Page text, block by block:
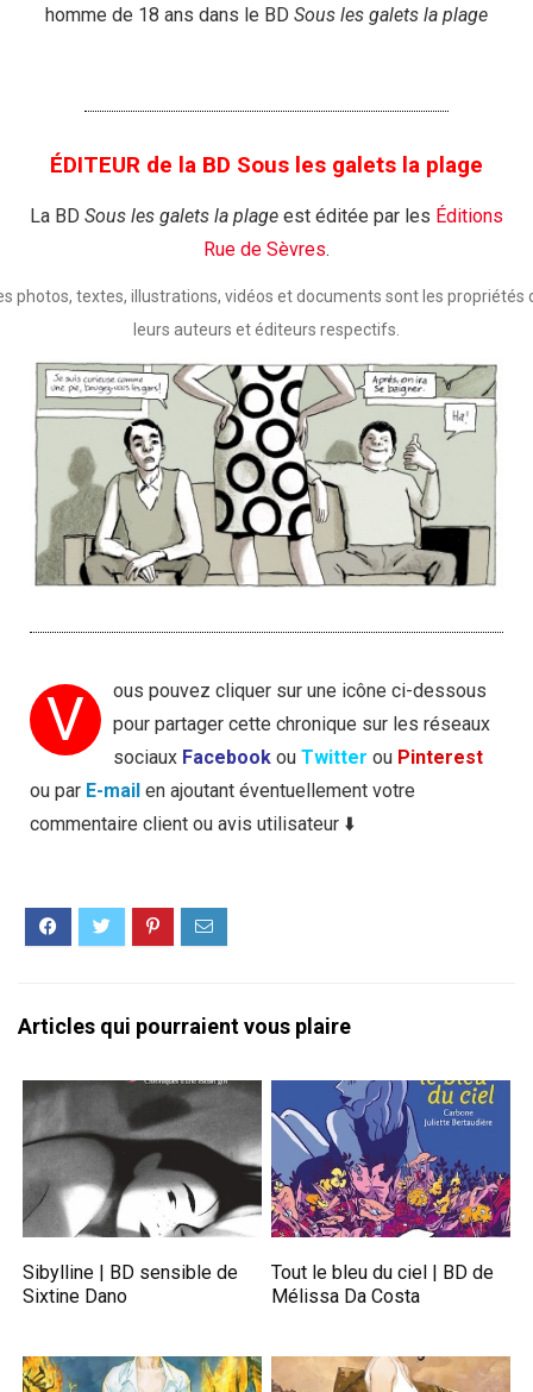
homme de 18 ans dans le BD Sous les galets la plage
ÉDITEUR de la BD Sous les galets la plage​
La BD Sous les galets la plage est éditée par les Éditions
Rue de Sèvres.
photos, textes, illustrations, vidéos et documents sont les propriétés
leurs auteurs et éditeurs respectifs.
V
ous pouvez cliquer sur une icône ci-dessous
pour partager cette chronique sur les réseaux
sociaux Facebook ou Twitter ou Pinterest
ou par E-mail en ajoutant éventuellement votre
commentaire client ou avis utilisateur ⬇️
Articles qui pourraient vous plaire
Sibylline | BD sensible de
Sixtine Dano
Tout le bleu du ciel | BD de
Mélissa Da Costa